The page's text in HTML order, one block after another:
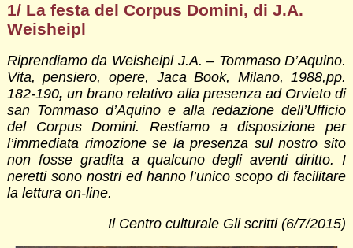
1/ La festa del Corpus Domini, di J.A.
Weisheipl
Riprendiamo da Weisheipl J.A. – Tommaso D’Aquino.
Vita, pensiero, opere, Jaca Book, Milano, 1988,pp.
182-190, un brano relativo alla presenza ad Orvieto di
san Tommaso d’Aquino e alla redazione dell’Ufficio
del Corpus Domini. Restiamo a disposizione per
l’immediata rimozione se la presenza sul nostro sito
non fosse gradita a qualcuno degli aventi diritto. I
neretti sono nostri ed hanno l’unico scopo di facilitare
la lettura on-line.
Il Centro culturale Gli scritti (6/7/2015)